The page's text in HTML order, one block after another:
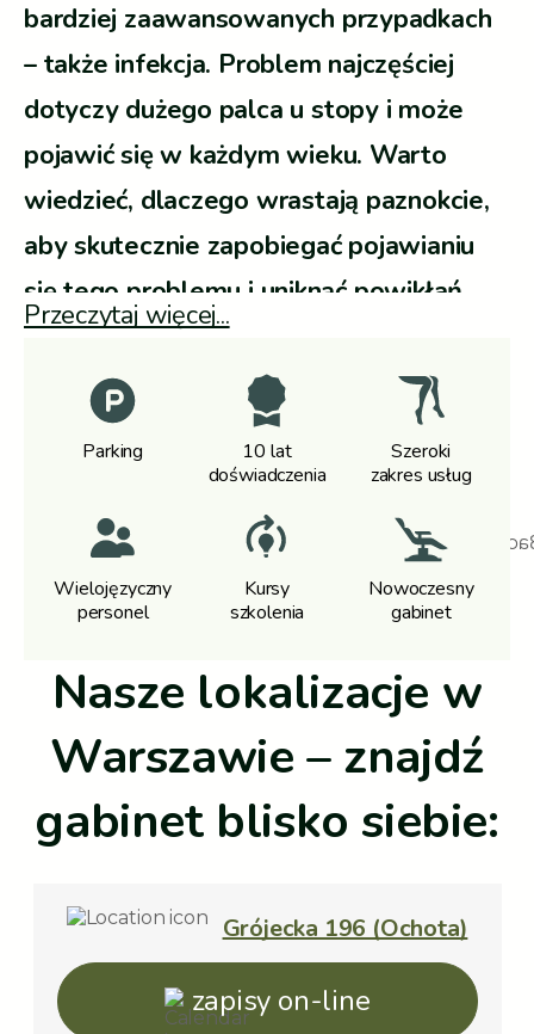
bardziej zaawansowanych przypadkach
– także infekcja. Problem najczęściej
dotyczy dużego palca u stopy i może
pojawić się w każdym wieku. Warto
wiedzieć, dlaczego wrastają paznokcie,
aby skutecznie zapobiegać pojawianiu
się tego problemu i uniknąć powikłań
wymagających interwencji specjalisty.
Przeczytaj więcej...
Parking
10 lat
doświadczenia
Szeroki
zakres usług
Wielojęzyczny
personel
Kursy
szkolenia
Nowoczesny
gabinet
Nasze lokalizacje w
Warszawie – znajdź
gabinet blisko siebie:
Grójecka 196 (Ochota)
zapisy on-line